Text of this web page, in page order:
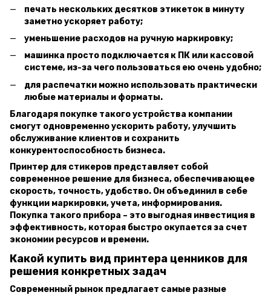
печать нескольких десятков этикеток в минуту
заметно ускоряет работу;
уменьшение расходов на ручную маркировку;
машинка просто подключается к ПК или кассовой
системе, из-за чего пользоваться ею очень удобно;
для распечатки можно использовать практически
любые материалы и форматы.
Благодаря покупке такого устройства компании
смогут одновременно ускорить работу, улучшить
обслуживание клиентов и сохранить
конкурентоспособность бизнеса.
Принтер для стикеров представляет собой
современное решение для бизнеса, обеспечивающее
скорость, точность, удобство. Он объединил в себе
функции маркировки, учета, информирования.
Покупка такого прибора – это выгодная инвестиция в
эффективность, которая быстро окупается за счет
экономии ресурсов и времени.
Какой купить вид принтера ценников для
решения конкретных задач
Современный рынок предлагает самые разные